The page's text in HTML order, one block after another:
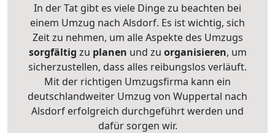
In der Tat gibt es viele Dinge zu beachten bei
einem Umzug nach Alsdorf. Es ist wichtig, sich
Zeit zu nehmen, um alle Aspekte des Umzugs
sorgfältig zu planen und zu organisieren, um
sicherzustellen, dass alles reibungslos verläuft.
Mit der richtigen Umzugsfirma kann ein
deutschlandweiter Umzug von Wuppertal nach
Alsdorf erfolgreich durchgeführt werden und
dafür sorgen wir.